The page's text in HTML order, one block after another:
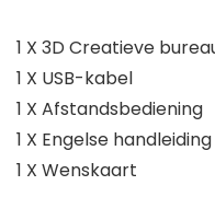
1 X 3D Creatieve
1 X USB-kabel
1 X Afstandsbediening
1 X Engelse handleiding
1 X Wenskaart